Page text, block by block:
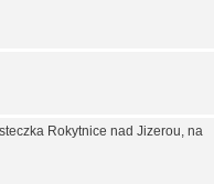
Rokytnice nad Jizerou, na